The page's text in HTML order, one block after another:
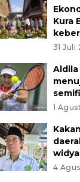
Kura
31 Juli
1
4